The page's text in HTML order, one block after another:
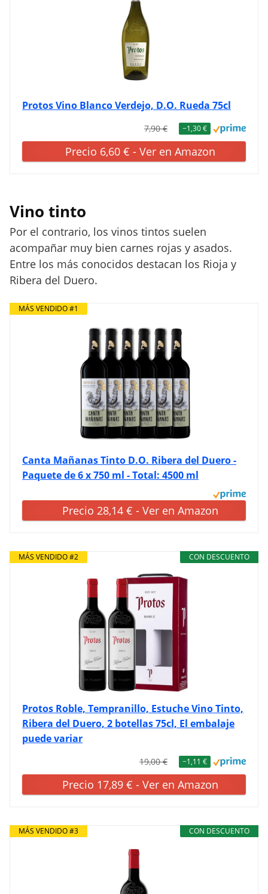
Protos Vino Blanco Verdejo, D.O. Rueda 75cl
7,90 € −1,30 €
Precio 6,60 € - Ver en Amazon
Vino tinto
Por el contrario, los vinos tintos suelen
acompañar muy bien carnes rojas y asados.
Entre los más conocidos destacan los Rioja y
Ribera del Duero.
MÁS VENDIDO #1
Canta Mañanas Tinto D.O. Ribera del Duero -
Paquete de 6 x 750 ml - Total: 4500 ml
Precio 28,14 € - Ver en Amazon
CON DESCUENTO
MÁS VENDIDO #2
Protos Roble, Tempranillo, Estuche Vino Tinto,
Ribera del Duero, 2 botellas 75cl, El embalaje
puede variar
19,00 € −1,11 €
Precio 17,89 € - Ver en Amazon
CON DESCUENTO
MÁS VENDIDO #3